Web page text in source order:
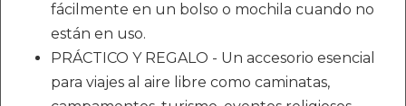
fácilmente en un bolso o mochila cuando no
están en uso.
PRÁCTICO Y REGALO - Un accesorio esencial
para viajes al aire libre como caminatas,